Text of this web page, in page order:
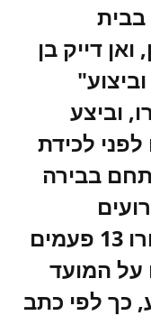
דייק בן
וביצוע"
וביצע
יום לפני לכידת
בבירה
הקשורים לוונצואלה ומדורו 13 פעמים
על המועד
כך לפי כתב